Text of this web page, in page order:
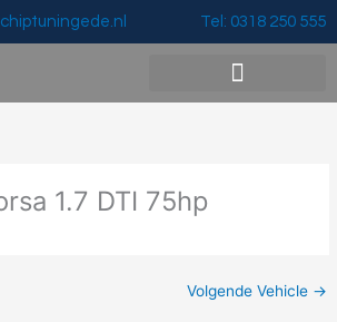
Tel: 0318 250 555
1.7 DTI 75hp
Volgende Vehicle →